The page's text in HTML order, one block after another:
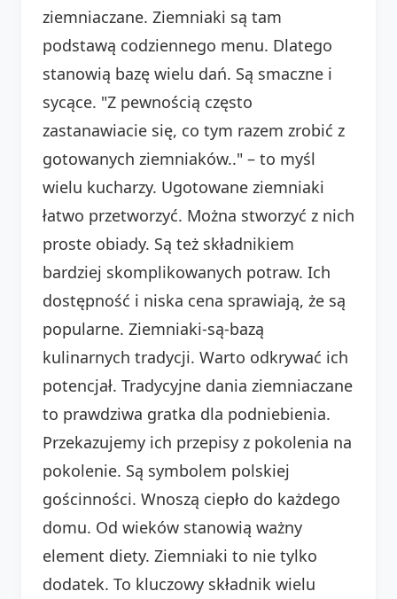
ziemniaczane. Ziemniaki są tam
podstawą codziennego menu. Dlatego
stanowią bazę wielu dań. Są smaczne i
sycące. "Z pewnością często
zastanawiacie się, co tym razem zrobić z
gotowanych ziemniaków.." – to myśl
wielu kucharzy. Ugotowane ziemniaki
łatwo przetworzyć. Można stworzyć z nich
proste obiady. Są też składnikiem
bardziej skomplikowanych potraw. Ich
dostępność i niska cena sprawiają, że są
popularne. Ziemniaki-są-bazą
kulinarnych tradycji. Warto odkrywać ich
potencjał. Tradycyjne dania ziemniaczane
to prawdziwa gratka dla podniebienia.
Przekazujemy ich przepisy z pokolenia na
pokolenie. Są symbolem polskiej
gościnności. Wnoszą ciepło do każdego
domu. Od wieków stanowią ważny
element diety. Ziemniaki to nie tylko
dodatek. To kluczowy składnik wielu